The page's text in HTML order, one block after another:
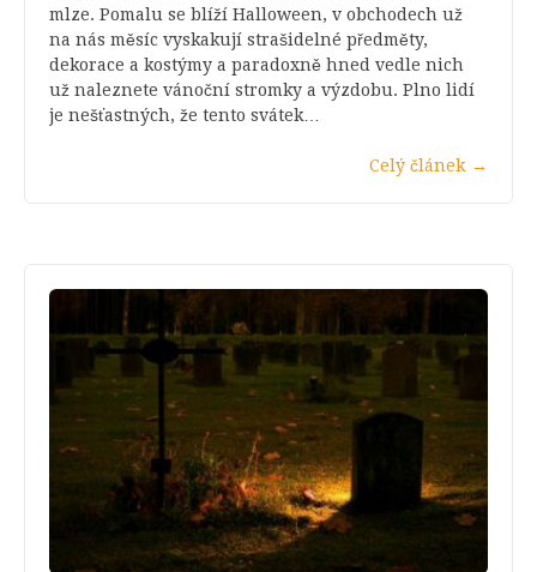
mlze. Pomalu se blíží Halloween, v obchodech už
na nás měsíc vyskakují strašidelné předměty,
dekorace a kostýmy a paradoxně hned vedle nich
už naleznete vánoční stromky a výzdobu. Plno lidí
je nešťastných, že tento svátek…
Celý článek →